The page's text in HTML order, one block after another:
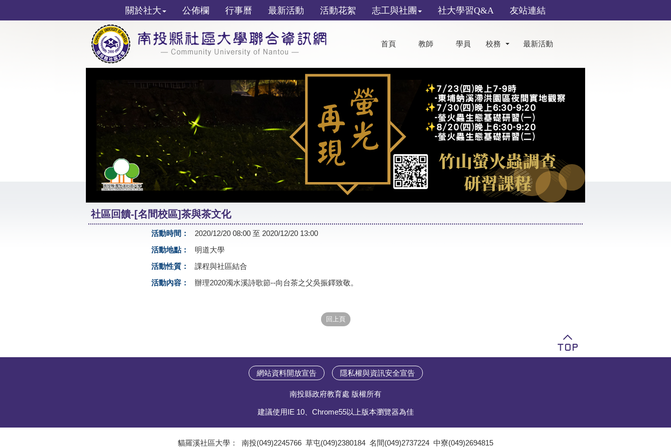
關於社大 公佈欄 行事曆 最新活動 活動花絮 志工與社團 社大學習Q&A 友站連結
首頁 教師 學員 校務 最新活動
社區回饋-[名間校區]茶與茶文化
活動時間：
2020/12/20 08:00 至 2020/12/20 13:00
活動地點：
明道大學
活動性質：
課程與社區結合
活動內容：
辦理2020濁水溪詩歌節--向台茶之父吳振鐸致敬。
網站資料開放宣告 隱私權與資訊安全宣告
南投縣政府教育處 版權所有
建議使用IE 10、Chrome55以上版本瀏覽器為佳
貓羅溪社區大學： 南投(049)2245766 草屯(049)2380184 名間(049)2737224 中寮(049)2694815